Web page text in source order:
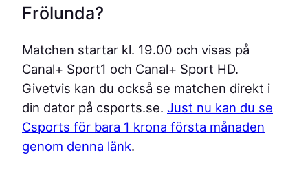
Frölunda?
Matchen startar kl. 19.00 och visas på
Canal+ Sport1 och Canal+ Sport HD.
Givetvis kan du också se matchen direkt i
din dator på csports.se. Just nu kan du se
Csports för bara 1 krona första månaden
genom denna länk.